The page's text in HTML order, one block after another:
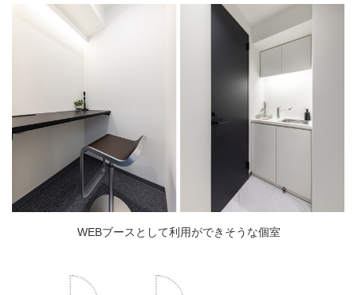
WEBブースとして利用ができそうな個室